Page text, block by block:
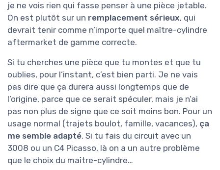
je ne vois rien qui fasse penser à une pièce jetable.
On est plutôt sur un remplacement sérieux, qui
devrait tenir comme n’importe quel maître-cylindre
aftermarket de gamme correcte.
Si tu cherches une pièce que tu montes et que tu
oublies, pour l’instant, c’est bien parti. Je ne vais
pas dire que ça durera aussi longtemps que de
l’origine, parce que ce serait spéculer, mais je n’ai
pas non plus de signe que ce soit moins bon. Pour un
usage normal (trajets boulot, famille, vacances), ça
me semble adapté. Si tu fais du circuit avec un
3008 ou un C4 Picasso, là on a un autre problème
que le choix du maître-cylindre…